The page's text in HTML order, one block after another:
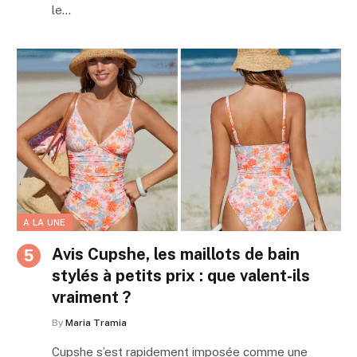
le…
A LA UNE
Avis Cupshe, les maillots de bain
stylés à petits prix : que valent-ils
vraiment ?
By Maria Tramia
Cupshe s’est rapidement imposée comme une